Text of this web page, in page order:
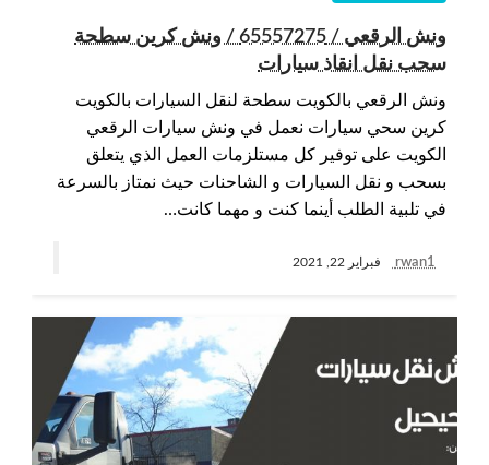
ونش الرقعي / 65557275 / ونش كرين سطحة
سحب نقل انقاذ سيارات
ونش الرقعي بالكويت سطحة لنقل السيارات بالكويت
كرين سحي سيارات نعمل في ونش سيارات الرقعي
الكويت على توفير كل مستلزمات العمل الذي يتعلق
بسحب و نقل السيارات و الشاحنات حيث نمتاز بالسرعة
في تلبية الطلب أينما كنت و مهما كانت…
rwan1 فبراير 22, 2021